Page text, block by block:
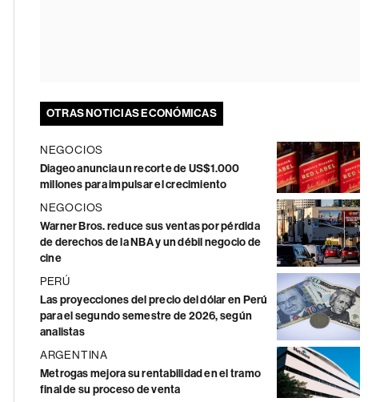
OTRAS NOTICIAS ECONÓMICAS
NEGOCIOS
Diageo anuncia un recorte de US$1.000
millones para impulsar el crecimiento
NEGOCIOS
Warner Bros. reduce sus ventas por pérdida
de derechos de la NBA y un débil negocio de
cine
PERÚ
Las proyecciones del precio del dólar en Perú
para el segundo semestre de 2026, según
analistas
ARGENTINA
Metrogas mejora su rentabilidad en el tramo
final de su proceso de venta